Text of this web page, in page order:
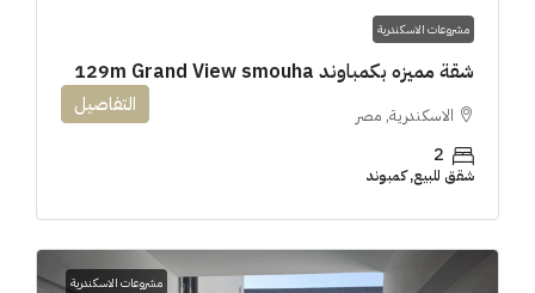
مشروعات الاسكندرية
شقة مميزه بكمباوند 129m Grand View smouha
الاسكندرية, مصر
2
شقق للبيع, كمبوند
التفاصيل
مشروعات الاسكندرية